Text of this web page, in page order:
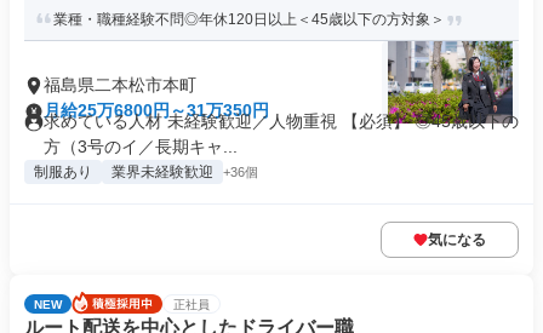
業種・職種経験不問◎年休120日以上＜45歳以下の方対象＞
福島県二本松市本町
月給25万6800円～31万350円
求めている人材 未経験歓迎／人物重視 【必須】 ◎45歳以下の
方（3号のイ／長期キャ...
制服あり 業界未経験歓迎 +36個
気になる
NEW 正社員
ルート配送を中心としたドライバー職